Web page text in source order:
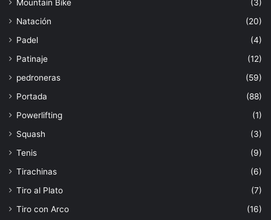
Mountain Bike
(3)
Natación
(20)
Padel
(4)
Patinaje
(12)
pedroneras
(59)
Portada
(88)
Powerlifting
(1)
Squash
(3)
Tenis
(9)
Tirachinas
(6)
Tiro al Plato
(7)
Tiro con Arco
(16)